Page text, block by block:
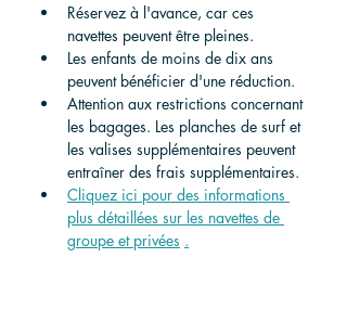
Réservez à l'avance, car ces
navettes peuvent être pleines.
Les enfants de moins de dix ans
peuvent bénéficier d'une réduction.
Attention aux restrictions concernant
les bagages. Les planches de surf et
les valises supplémentaires peuvent
entraîner des frais supplémentaires.
Cliquez ici pour des informations
plus détaillées sur les navettes de
groupe et privées .